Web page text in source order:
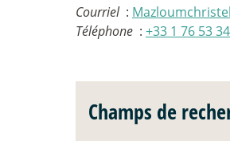
Courriel :
Téléphone : +33 1 76 53
Champs de